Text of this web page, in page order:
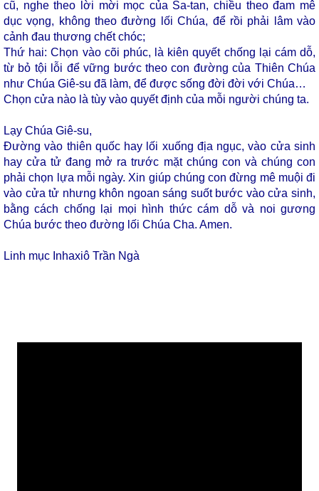
cũ, nghe theo lời mời mọc của Sa-tan, chiều theo đam mê
dục vọng, không theo đường lối Chúa, để rồi phải lâm vào
cảnh đau thương chết chóc;
Thứ hai: Chọn vào cõi phúc, là kiên quyết chống lại cám dỗ,
từ bỏ tội lỗi để vững bước theo con đường của Thiên Chúa
như Chúa Giê-su đã làm, để được sống đời đời với Chúa…
Chọn cửa nào là tùy vào quyết định của mỗi người chúng ta.
Lạy Chúa Giê-su,
Đường vào thiên quốc hay lối xuống địa ngục, vào cửa sinh
hay cửa tử đang mở ra trước mặt chúng con và chúng con
phải chọn lựa mỗi ngày. Xin giúp chúng con đừng mê muội đi
vào cửa tử nhưng khôn ngoan sáng suốt bước vào cửa sinh,
bằng cách chống lại mọi hình thức cám dỗ và noi gương
Chúa bước theo đường lối Chúa Cha. Amen.
Linh mục Inhaxiô Trần Ngà